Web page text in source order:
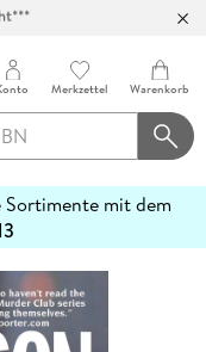
Merkzettel Warenkorb
mit dem